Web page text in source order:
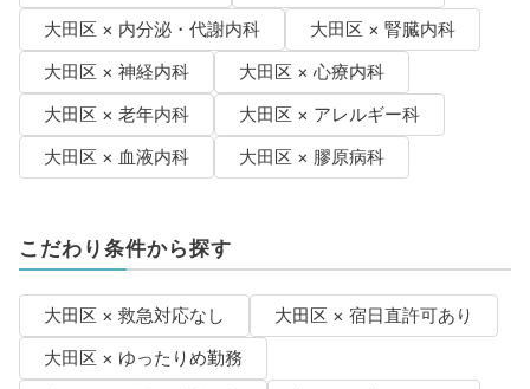
大田区 × 内分泌・代謝内科
大田区 × 腎臓内科
大田区 × 神経内科
大田区 × 心療内科
大田区 × 老年内科
大田区 × アレルギー科
大田区 × 血液内科
大田区 × 膠原病科
こだわり条件から探す
大田区 × 救急対応なし
大田区 × 宿日直許可あり
大田区 × ゆったりめ勤務